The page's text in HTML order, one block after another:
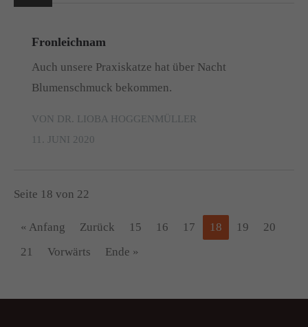
Fronleichnam
Auch unsere Praxiskatze hat über Nacht
Blumenschmuck bekommen.
VON DR. LIOBA HOGGENMÜLLER
11. JUNI 2020
Seite 18 von 22
« Anfang Zurück 15 16 17 18 19
20
21
Vorwärts Ende »